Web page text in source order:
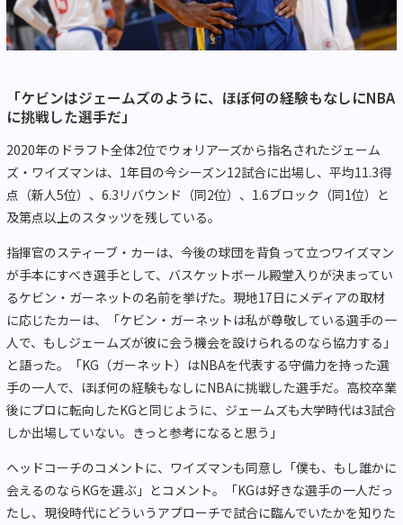
「ケビンはジェームズのように、ほぼ何の経験もなしにNBA
に挑戦した選手だ」
2020年のドラフト全体2位でウォリアーズから指名されたジェーム
ズ・ワイズマンは、1年目の今シーズン12試合に出場し、平均11.3得
点（新人5位）、6.3リバウンド（同2位）、1.6ブロック（同1位）と
及第点以上のスタッツを残している。
指揮官のスティーブ・カーは、今後の球団を背負って立つワイズマン
が手本にすべき選手として、バスケットボール殿堂入りが決まってい
るケビン・ガーネットの名前を挙げた。現地17日にメディアの取材
に応じたカーは、「ケビン・ガーネットは私が尊敬している選手の一
人で、もしジェームズが彼に会う機会を設けられるのなら協力する」
と語った。「KG（ガーネット）はNBAを代表する守備力を持った選
手の一人で、ほぼ何の経験もなしにNBAに挑戦した選手だ。高校卒業
後にプロに転向したKGと同じように、ジェームズも大学時代は3試合
しか出場していない。きっと参考になると思う」
ヘッドコーチのコメントに、ワイズマンも同意し「僕も、もし誰かに
会えるのならKGを選ぶ」とコメント。「KGは好きな選手の一人だっ
たし、現役時代にどういうアプローチで試合に臨んでいたかを知りた